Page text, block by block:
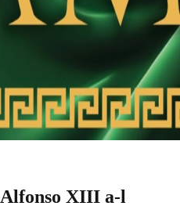
Alfonso XIII a-l